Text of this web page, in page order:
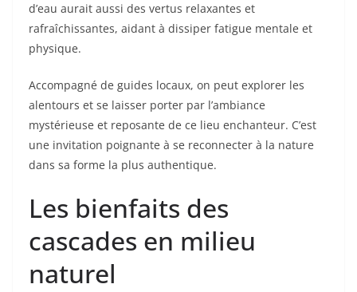
d’eau aurait aussi des vertus relaxantes et
rafraîchissantes, aidant à dissiper fatigue mentale et
physique.
Accompagné de guides locaux, on peut explorer les
alentours et se laisser porter par l’ambiance
mystérieuse et reposante de ce lieu enchanteur. C’est
une invitation poignante à se reconnecter à la nature
dans sa forme la plus authentique.
Les bienfaits des
cascades en milieu
naturel